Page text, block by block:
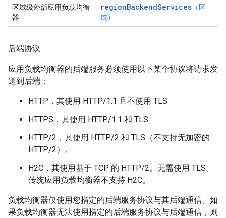
区域级外部应用负载均衡
器
regionBackendServices （区
域）
后端协议
应用负载均衡器的后端服务必须使用以下某个协议将请求发
送到后端：
HTTP，其使用 HTTP/1.1 且不使用 TLS
HTTPS，其使用 HTTP/1.1 和 TLS
HTTP/2，其使用 HTTP/2 和 TLS（不支持无加密的
HTTP/2）。
H2C，其使用基于 TCP 的 HTTP/2。无需使用 TLS。
传统应用负载均衡器不支持 H2C。
负载均衡器仅使用您指定的后端服务协议与其后端通信。如
果负载均衡器无法使用指定的后端服务协议与后端通信，则